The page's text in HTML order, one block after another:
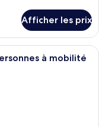
Afficher les prix
d’hôtel avec un
à mobilité